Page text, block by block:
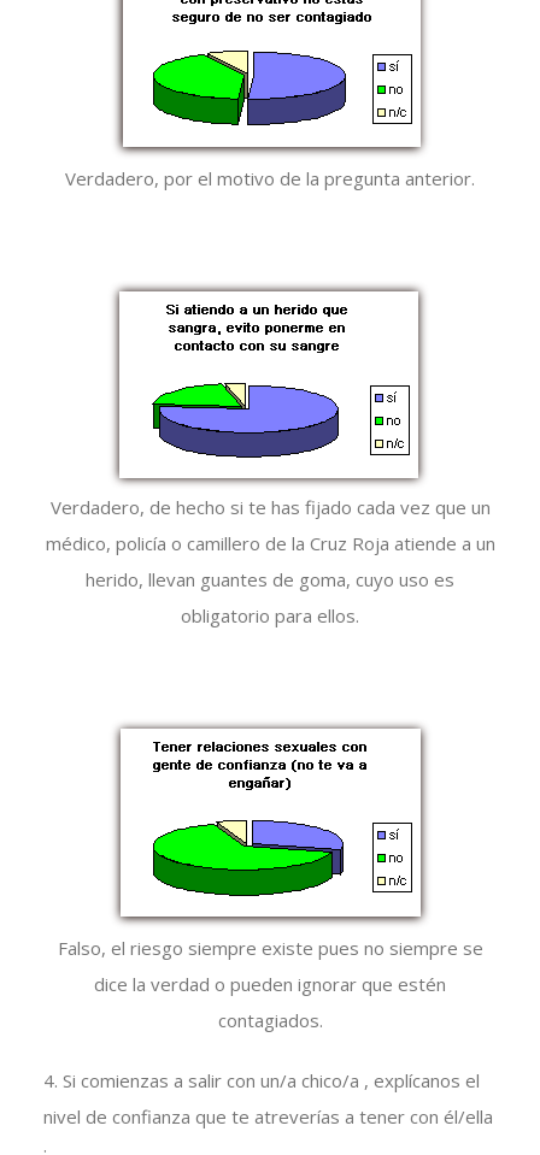
Verdadero, por el motivo de la pregunta anterior.
Verdadero, de hecho si te has fijado cada vez que un
médico, policía o camillero de la Cruz Roja atiende a un
herido, llevan guantes de goma, cuyo uso es
obligatorio para ellos.
Falso, el riesgo siempre existe pues no siempre se
dice la verdad o pueden ignorar que estén
contagiados.
4. Si comienzas a salir con un/a chico/a , explícanos el
nivel de confianza que te atreverías a tener con él/ella